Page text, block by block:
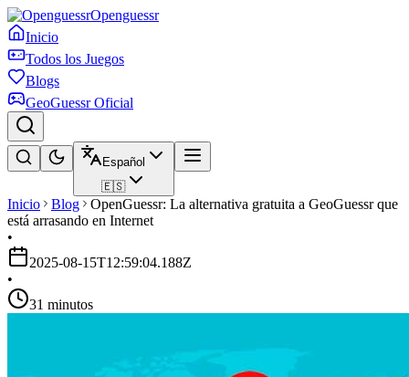
Openguessr
Inicio
Todos los Juegos
Blogs
GeoGuessr Oficial
Español
🇪🇸
Inicio Blog
OpenGuessr: La alternativa gratuita a GeoGuessr que
está arrasando en Internet
•
2025-08-15T12:59:04.188Z
•
31 minutos